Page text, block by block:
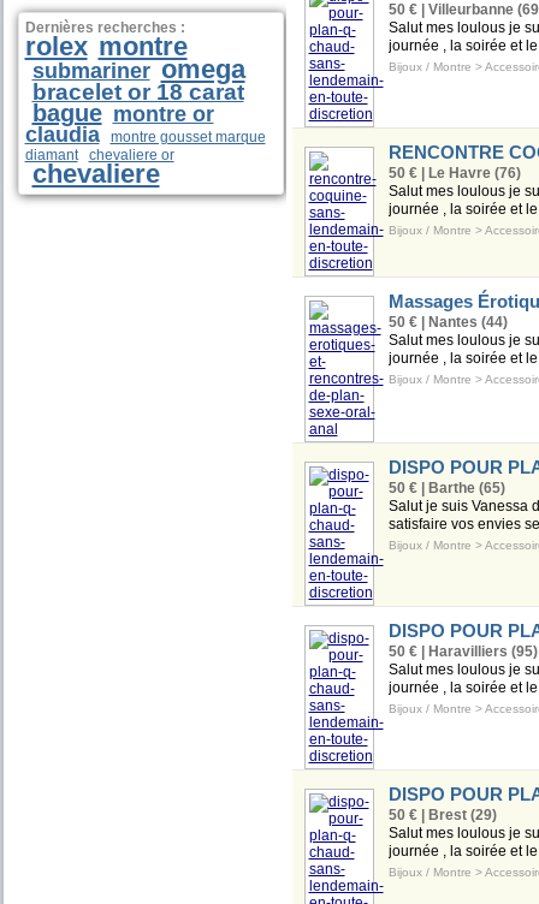
Dernières recherches :
rolex montre
submariner omega
bracelet or 18 carat
bague montre or
claudia
montre gousset marque
diamant
chevaliere or
chevaliere
50 € | Villeurbanne
Salut mes loulous je
journée , la soirée et
Bijoux / Montre >
RENCONTRE
50 € | Le Havre (76)
Salut mes loulous je
journée , la soirée et
Bijoux / Montre >
Massages
50 € | Nantes (44)
Salut mes loulous je
journée , la soirée et
Bijoux / Montre >
DISPO POUR
50 € | Barthe (65)
Salut je suis Vanessa
satisfaire vos envies
Bijoux / Montre >
DISPO POUR
50 € | Haravilliers (95)
Salut mes loulous je
journée , la soirée et
Bijoux / Montre >
DISPO POUR
50 € | Brest (29)
Salut mes loulous je
journée , la soirée et
Bijoux / Montre >